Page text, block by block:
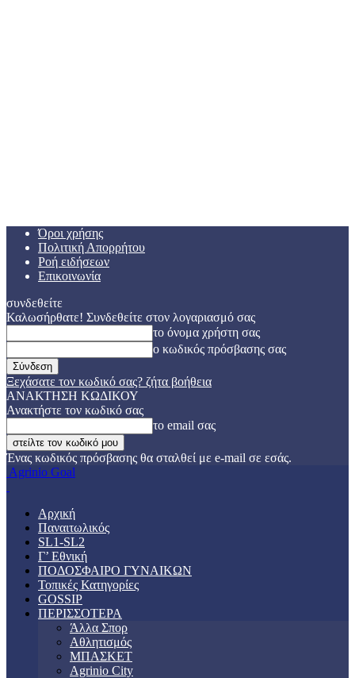
Όροι χρήσης
Πολιτική Απορρήτου
Ροή ειδήσεων
Επικοινωνία
συνδεθείτε
Καλωσήρθατε! Συνδεθείτε στον λογαριασμό σας
το όνομα χρήστη σας
ο κωδικός πρόσβασης σας
Ξεχάσατε τον κωδικό σας? ζήτα βοήθεια
ΑΝΑΚΤΗΣΗ ΚΩΔΙΚΟΥ
Ανακτήστε τον κωδικό σας
το email σας
Ένας κωδικός πρόσβασης θα σταλθεί με e-mail σε εσάς.
Agrinio Goal
Αρχική
Παναιτωλικός
SL1-SL2
Γ’ Εθνική
ΠΟΔΟΣΦΑΙΡΟ ΓΥΝΑΙΚΩΝ
Τοπικές Κατηγορίες
GOSSIP
ΠΕΡΙΣΣΟΤΕΡΑ
Άλλα Σπορ
Αθλητισμός
ΜΠΑΣΚΕΤ
Agrinio City